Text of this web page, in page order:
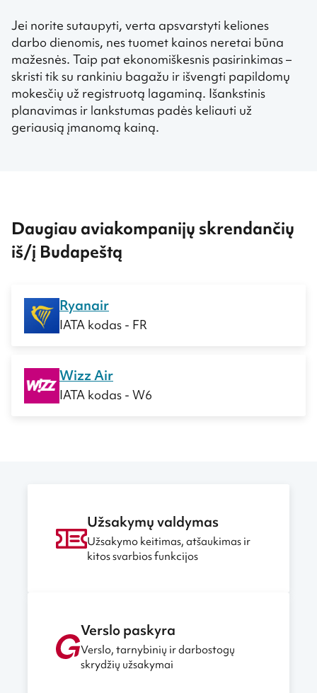
Jei norite sutaupyti, verta apsvarstyti keliones
darbo dienomis, nes tuomet kainos neretai būna
mažesnės. Taip pat ekonomiškesnis pasirinkimas –
skristi tik su rankiniu bagažu ir išvengti papildomų
mokesčių už registruotą lagaminą. Išankstinis
planavimas ir lankstumas padės keliauti už
geriausią įmanomą kainą.
Daugiau aviakompanijų skrendančių
iš/į Budapeštą
Ryanair
IATA kodas - FR
Wizz Air
IATA kodas - W6
Užsakymų valdymas
Užsakymo keitimas, atšaukimas ir
kitos svarbios funkcijos
Verslo paskyra
Verslo, tarnybinių ir darbostogų
skrydžių užsakymai